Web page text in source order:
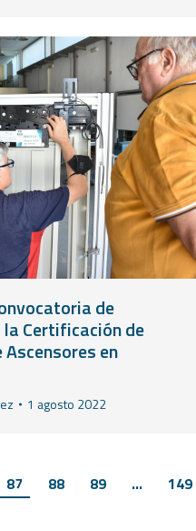
de
la Certificación de
en
1 agosto 2022
87 88 89 … 149